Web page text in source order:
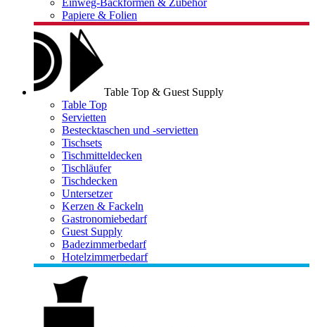
Einweg-Backformen & Zubehör
Papiere & Folien
Table Top & Guest Supply
Table Top
Servietten
Bestecktaschen und -servietten
Tischsets
Tischmitteldecken
Tischläufer
Tischdecken
Untersetzer
Kerzen & Fackeln
Gastronomiebedarf
Guest Supply
Badezimmerbedarf
Hotelzimmerbedarf